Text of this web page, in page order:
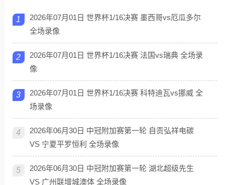
1
2026年07月01日 世界杯1/16决赛 墨西哥vs厄瓜多尔
全场录像
2
2026年07月01日 世界杯1/16决赛 法国vs瑞典 全场录
像
3
2026年07月01日 世界杯1/16决赛 科特迪瓦vs挪威 全
场录像
4
2026年06月30日 中冠附加赛第一轮 自贡弘祥电碳
VS 宁夏平罗恒利 全场录像
5
2026年06月30日 中冠附加赛第一轮 湖北超级先生
VS 广州联增城澳体 全场录像